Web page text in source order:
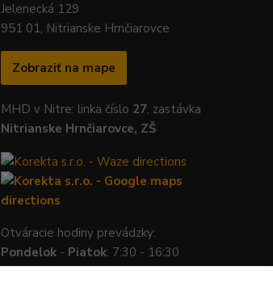
Jelenecká 129
951 01, Nitrianske Hrnčiarovce
Zobraziť na mape
MHD v Nitre: linka číslo 27, zastávka
Nitrianske Hrnčiarovce, ZŠ
Otváracie hodiny prevádzky:
Pondelok - Piatok: 7:30 - 16:30